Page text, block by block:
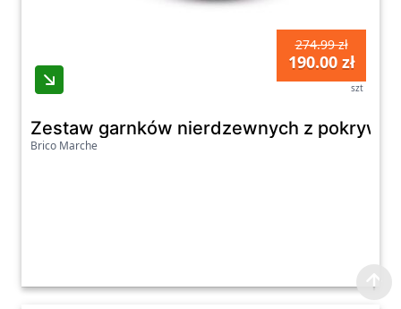
274.99 zł
190.00 zł
szt
Zestaw garnków nierdzewnych z
Brico Marche